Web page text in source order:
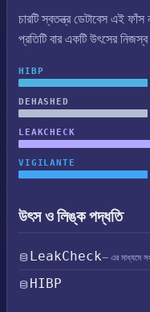
চারটি স্বতন্ত্র ডেটাবেস এই
প্রতিটি বার একটি উৎসের
HIBP
DEHASHED
LEAKCHECK
VIGILANTE
উৎস ও লিঙ্ক পদ্ধতি
LeakCheck— এর মাধ্যমে
HIBP